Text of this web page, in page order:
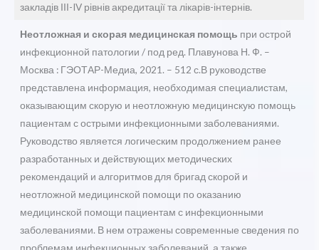
закладів ІІІ-IV рівнів акредитації та лікарів-інтернів.
Неотложная и скорая медицинская помощь при острой
инфекционной патологии / под ред. Плавунова Н. Ф. –
Москва : ГЭОТАР-Медиа, 2021. – 512 с.В руководстве
представлена информация, необходимая специалистам,
оказывающим скорую и неотложную медицинскую помощь
пациентам с острыми инфекционными заболеваниями.
Руководство является логическим продолжением ранее
разработанных и действующих методических
рекомендаций и алгоритмов для бригад скорой и
неотложной медицинской помощи по оказанию
медицинской помощи пациентам с инфекционными
заболеваниями. В нем отражены современные сведения по